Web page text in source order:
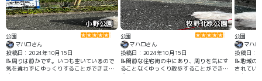
小野公園
公園
マハロさん
投稿日：2024年10月15日
📝周りは静かです。いつも空いているので
気を違わずにゆっくりすることができま
す。
牧野北原公園
公園
マハロさん
投稿日：2024年10月15日
📝閑静な住宅街の中にあり、周りを気にす
ることなくゆっくり散歩することができま
す。
公園
マハロ
投稿日：
📝地域の
されてい
しむこと